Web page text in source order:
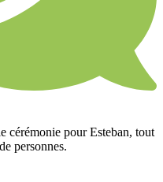
cérémonie pour Esteban, tout
personnes.